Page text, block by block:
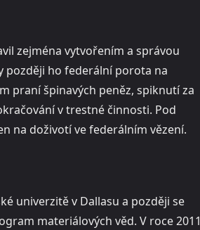
zejména vytvořením a správou
později ho federální porota na
praní špinavých peněz, spiknutí za
v trestné činnosti. Pod
na doživotí ve federálním vězení.
univerzitě v Dallasu a později se
materiálových věd. V roce 2011